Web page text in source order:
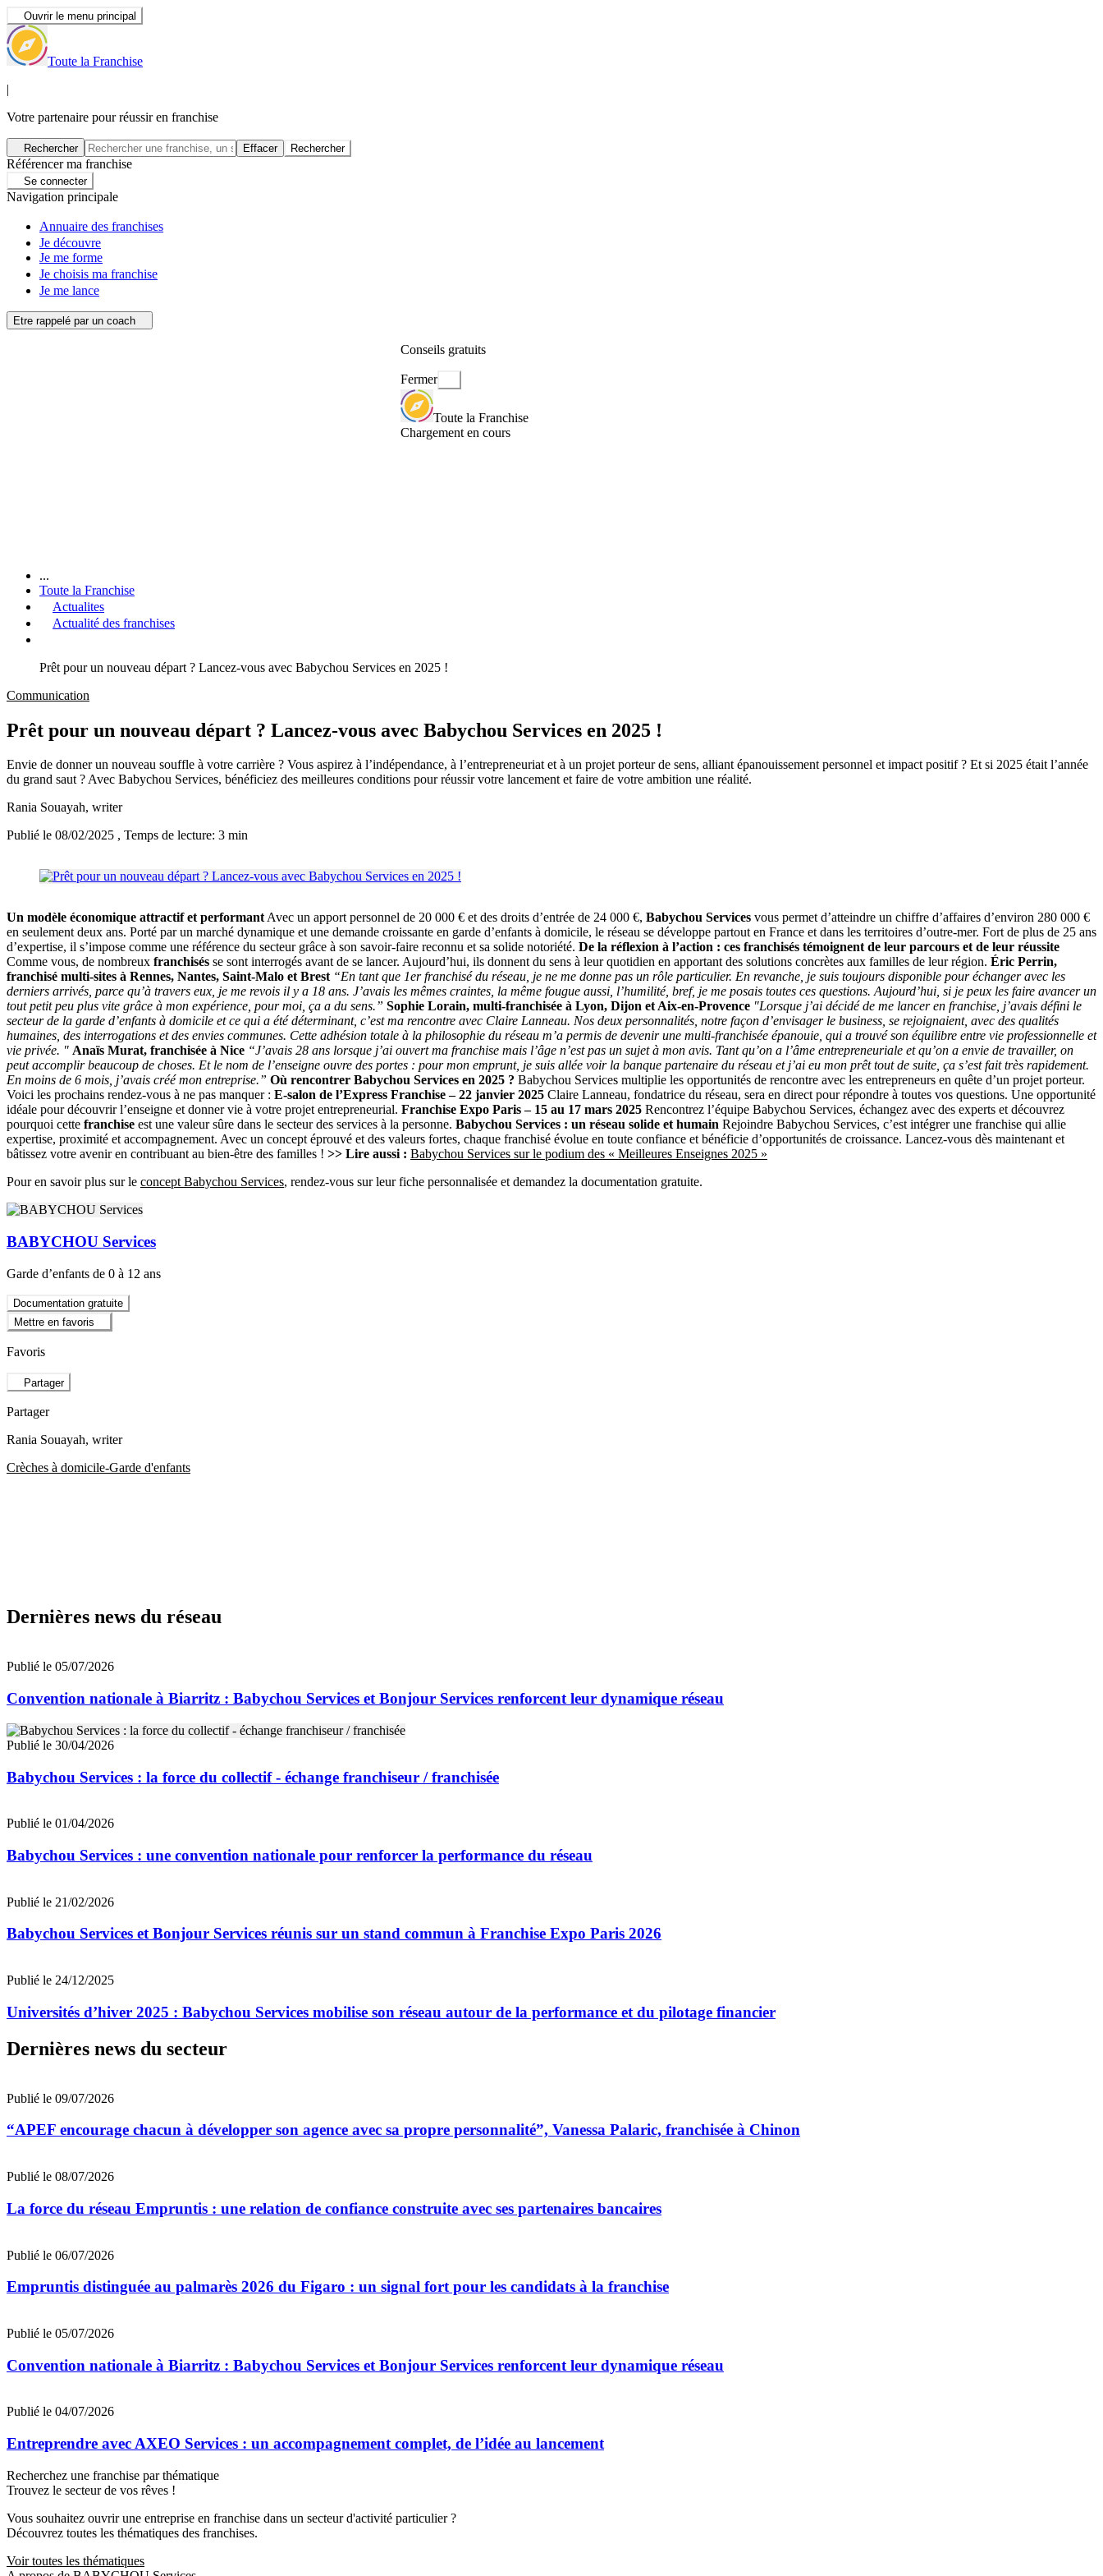
Ouvrir le menu principal
Toute la Franchise
|
Votre partenaire pour réussir en franchise
Rechercher Effacer Rechercher
Référencer ma franchise
Se connecter
Navigation principale
Annuaire des franchises
Je découvre
Je me forme
Je choisis ma franchise
Je me lance
Etre rappelé par un coach
Conseils gratuits
Fermer
Toute la Franchise
Chargement en cours
...
Toute la Franchise
Actualites
Actualité des franchises
Prêt pour un nouveau départ ? Lancez-vous avec Babychou Services en 2025 !
Communication
Prêt pour un nouveau départ ? Lancez-vous avec Babychou Services en 2025 !
Envie de donner un nouveau souffle à votre carrière ? Vous aspirez à l’indépendance, à l’entrepreneuriat et à un projet porteur de sens, alliant épanouissement personnel et impact positif ? Et si 2025 était l’année
du grand saut ? Avec Babychou Services, bénéficiez des meilleures conditions pour réussir votre lancement et faire de votre ambition une réalité.
Rania Souayah, writer
Publié le 08/02/2025 , Temps de lecture: 3 min
Un modèle économique attractif et performantAvec un apport personnel de 20 000 € et des droits d’entrée de 24 000 €, Babychou Services vous permet d’atteindre un chiffre d’affaires d’environ 280 000 €
en seulement deux ans. Porté par un marché dynamique et une demande croissante en garde d’enfants à domicile, le réseau se développe partout en France et dans les territoires d’outre-mer. Fort de plus de 25 ans
d’expertise, il s’impose comme une référence du secteur grâce à son savoir-faire reconnu et sa solide notoriété. De la réflexion à l’action : ces franchisés témoignent de leur parcours et de leur réussite
Comme vous, de nombreux franchisés se sont interrogés avant de se lancer. Aujourd’hui, ils donnent du sens à leur quotidien en apportant des solutions concrètes aux familles de leur région. Éric Perrin,
franchisé multi-sites à Rennes, Nantes, Saint-Malo et Brest “En tant que 1er franchisé du réseau, je ne me donne pas un rôle particulier. En revanche, je suis toujours disponible pour échanger avec les
derniers arrivés, parce qu’à travers eux, je me revois il y a 18 ans. J’avais les mêmes craintes, la même fougue aussi, l’humilité, bref, je me posais toutes ces questions. Aujourd’hui, si je peux les faire avancer un
tout petit peu plus vite grâce à mon expérience, pour moi, ça a du sens.” Sophie Lorain, multi-franchisée à Lyon, Dijon et Aix-en-Provence "Lorsque j’ai décidé de me lancer en franchise, j’avais défini le
secteur de la garde d’enfants à domicile et ce qui a été déterminant, c’est ma rencontre avec Claire Lanneau. Nos deux personnalités, notre façon d’envisager le business, se rejoignaient, avec des qualités
humaines, des interrogations et des envies communes. Cette adhésion totale à la philosophie du réseau m’a permis de devenir une multi-franchisée épanouie, qui a trouvé son équilibre entre vie professionnelle et
vie privée. " Anaïs Murat, franchisée à Nice “J’avais 28 ans lorsque j’ai ouvert ma franchise mais l’âge n’est pas un sujet à mon avis. Tant qu’on a l’âme entrepreneuriale et qu’on a envie de travailler, on
peut accomplir beaucoup de choses. Et le nom de l’enseigne ouvre des portes : pour mon emprunt, je suis allée voir la banque partenaire du réseau et j’ai eu mon prêt tout de suite, ça s’est fait très rapidement.
En moins de 6 mois, j’avais créé mon entreprise.” Où rencontrer Babychou Services en 2025 ? Babychou Services multiplie les opportunités de rencontre avec les entrepreneurs en quête d’un projet porteur.
Voici les prochains rendez-vous à ne pas manquer : E-salon de l’Express Franchise – 22 janvier 2025 Claire Lanneau, fondatrice du réseau, sera en direct pour répondre à toutes vos questions. Une opportunité
idéale pour découvrir l’enseigne et donner vie à votre projet entrepreneurial. Franchise Expo Paris – 15 au 17 mars 2025 Rencontrez l’équipe Babychou Services, échangez avec des experts et découvrez
pourquoi cette franchise est une valeur sûre dans le secteur des services à la personne. Babychou Services : un réseau solide et humain Rejoindre Babychou Services, c’est intégrer une franchise qui allie
expertise, proximité et accompagnement. Avec un concept éprouvé et des valeurs fortes, chaque franchisé évolue en toute confiance et bénéficie d’opportunités de croissance. Lancez-vous dès maintenant et
bâtissez votre avenir en contribuant au bien-être des familles ! >> Lire aussi : Babychou Services sur le podium des « Meilleures Enseignes 2025 »
Pour en savoir plus sur le concept Babychou Services, rendez-vous sur leur fiche personnalisée et demandez la documentation gratuite.
BABYCHOU Services
Garde d’enfants de 0 à 12 ans
Documentation gratuite
Mettre en favoris
Favoris
Partager
Partager
Rania Souayah, writer
Crèches à domicile-Garde d'enfants
Dernières news du réseau
Publié le 05/07/2026
Convention nationale à Biarritz : Babychou Services et Bonjour Services renforcent leur dynamique réseau
Publié le 30/04/2026
Babychou Services : la force du collectif - échange franchiseur / franchisée
Publié le 01/04/2026
Babychou Services : une convention nationale pour renforcer la performance du réseau
Publié le 21/02/2026
Babychou Services et Bonjour Services réunis sur un stand commun à Franchise Expo Paris 2026
Publié le 24/12/2025
Universités d’hiver 2025 : Babychou Services mobilise son réseau autour de la performance et du pilotage financier
Dernières news du secteur
Publié le 09/07/2026
“APEF encourage chacun à développer son agence avec sa propre personnalité”, Vanessa Palaric, franchisée à Chinon
Publié le 08/07/2026
La force du réseau Empruntis : une relation de confiance construite avec ses partenaires bancaires
Publié le 06/07/2026
Empruntis distinguée au palmarès 2026 du Figaro : un signal fort pour les candidats à la franchise
Publié le 05/07/2026
Convention nationale à Biarritz : Babychou Services et Bonjour Services renforcent leur dynamique réseau
Publié le 04/07/2026
Entreprendre avec AXEO Services : un accompagnement complet, de l’idée au lancement
Recherchez une franchise par thématique
Trouvez le secteur de vos rêves !
Vous souhaitez ouvrir une entreprise en franchise dans un secteur d'activité particulier ?
Découvrez toutes les thématiques des franchises.
Voir toutes les thématiques